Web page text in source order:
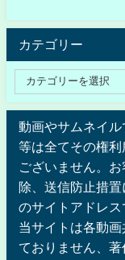
カテゴリー
動画やサムネイ
等は全てその権
ございません。
除、送信防止措
のサイトアドレス
当サイトは各動
ておりません、